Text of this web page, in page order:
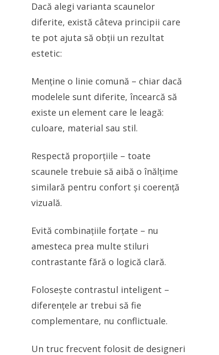
Dacă alegi varianta scaunelor
diferite, există câteva principii care
te pot ajuta să obții un rezultat
estetic:
Menține o linie comună – chiar dacă
modelele sunt diferite, încearcă să
existe un element care le leagă:
culoare, material sau stil.
Respectă proporțiile – toate
scaunele trebuie să aibă o înălțime
similară pentru confort și coerență
vizuală.
Evită combinațiile forțate – nu
amesteca prea multe stiluri
contrastante fără o logică clară.
Folosește contrastul inteligent –
diferențele ar trebui să fie
complementare, nu conflictuale.
Un truc frecvent folosit de designeri